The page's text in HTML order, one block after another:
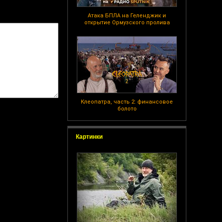
Атака БПЛА на Геленджик и
открытие Ормузского пролива
Клеопатра, часть 2: финансовое
болото
Картинки